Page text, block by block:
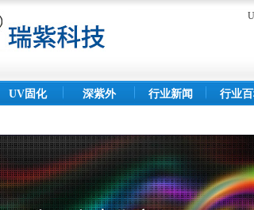
UV固化 深紫外 行业新闻 行业